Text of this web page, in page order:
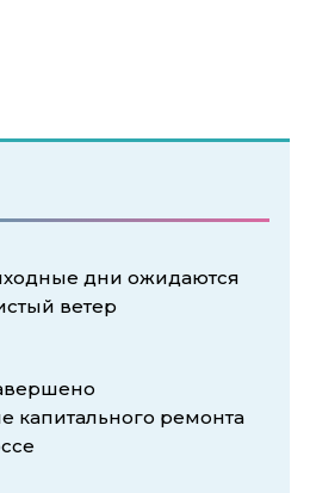
дни ожидаются
ветер
капитального ремонта